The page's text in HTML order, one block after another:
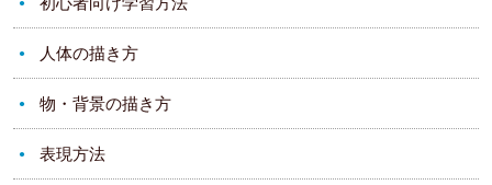
人体の描き方
物・背景の描き方
表現方法